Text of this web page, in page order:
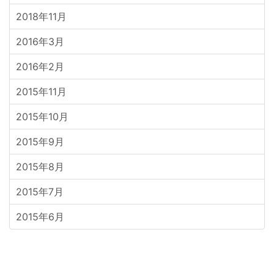
2018年11月
2016年3月
2016年2月
2015年11月
2015年10月
2015年9月
2015年8月
2015年7月
2015年6月